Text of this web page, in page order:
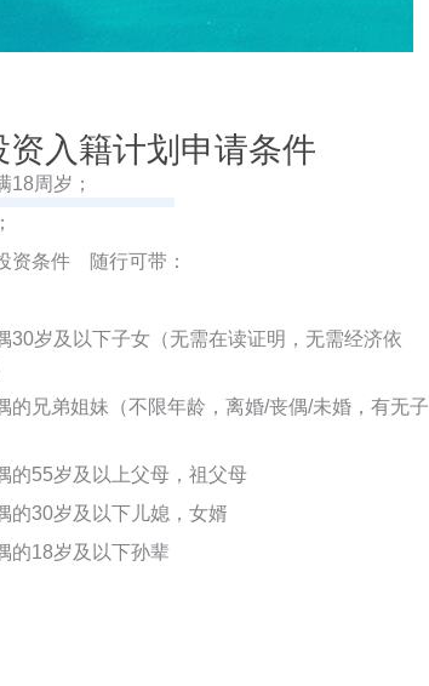
资入籍计划申请条件
18周岁；
资条件 随行可带：
30岁及以下子女（无需在读证明，无需经济依
的兄弟姐妹（不限年龄，离婚/丧偶/未婚，有无子
的55岁及以上父母，祖父母
的30岁及以下儿媳，女婿
的18岁及以下孙辈